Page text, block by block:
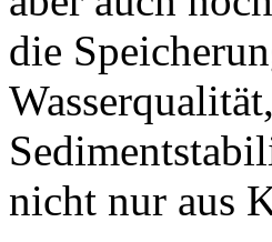
die
nicht nur aus